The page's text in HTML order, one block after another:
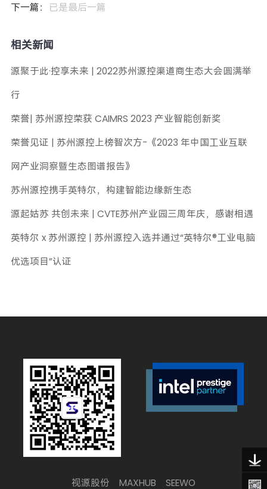
下一篇： 已是最后一篇
相关新闻
源聚于此·控享未来 | 2022苏州源控渠道商生态大会圆满举
行
荣誉| 苏州源控荣获 CAIMRS 2023 产业智能创新奖
荣誉见证 | 苏州源控上榜智次方-《2023 年中国工业互联
网产业洞察暨生态图谱报告》
苏州源控携手英特尔，构建智能边缘新生态
源起姑苏 共创未来 | CVTE苏州产业园三周年庆，感谢相遇
英特尔 x 苏州源控 | 苏州源控入选并通过“英特尔®工业电脑
优选项目”认证
视源股份 MAXHUB SEEWO